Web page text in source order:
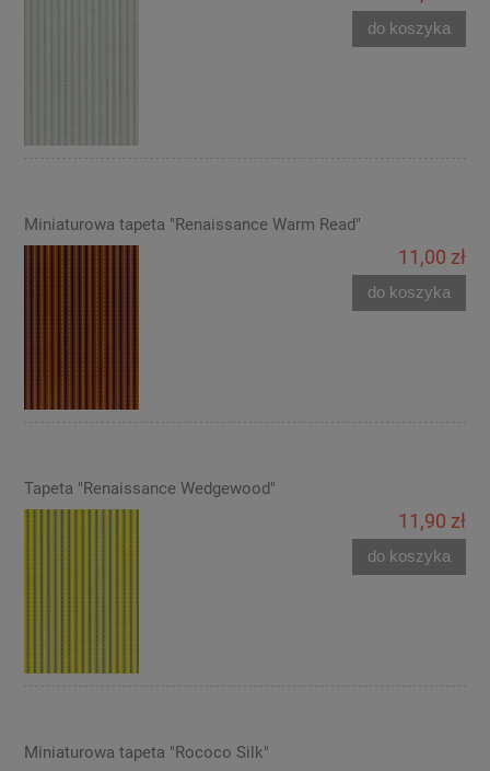
do koszyka
Miniaturowa tapeta "Renaissance Warm Read"
11,00 zł
do koszyka
Tapeta "Renaissance Wedgewood"
11,90 zł
do koszyka
Miniaturowa tapeta "Rococo Silk"